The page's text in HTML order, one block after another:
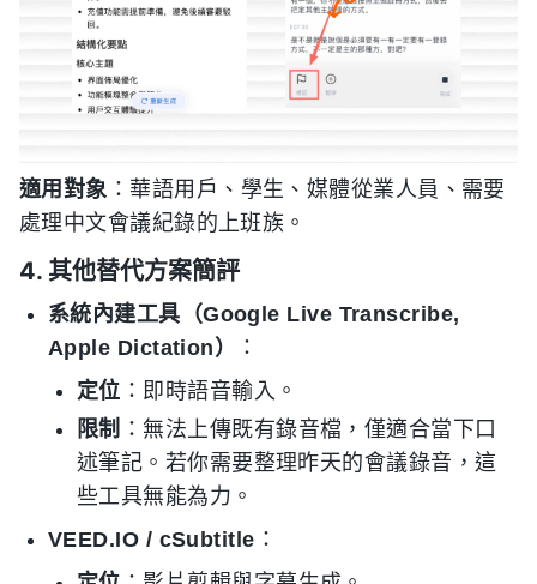
適用對象 ：華語用戶、學生、媒體從業人員、需要
處理中文會議紀錄的上班族。
4. 其他替代方案簡評
系統內建工具（Google Live Transcribe,
Apple Dictation）
：
定位 ：即時語音輸入。
限制 ：無法上傳既有錄音檔，僅適合當下口
述筆記。若你需要整理昨天的會議錄音，這
些工具無能為力。
VEED.IO / cSubtitle ：